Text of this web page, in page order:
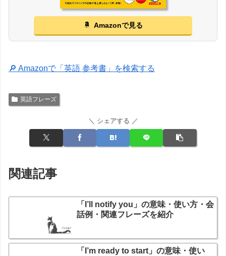
Amazonで見る
🔎 Amazonで「英語 参考書」を検索する
英語フレーズ
＼ シェアする ／
関連記事
「I’ll notify you」の意味・使い方・会
話例・関連フレーズを紹介
「I’m ready to start」の意味・使い